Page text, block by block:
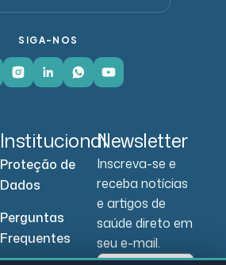
SIGA-NOS
Institucional
Proteção de
Dados
Perguntas
Frequentes
Newsletter
Inscreva-se e
receba notícias
e artigos de
saúde direto em
seu e-mail.